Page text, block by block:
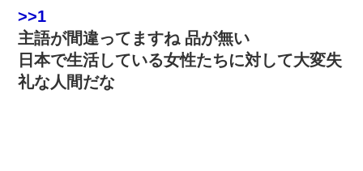
>>1
主語が間違ってますね 品が無い
日本で生活している女性たちに対して大変失
礼な人間だな